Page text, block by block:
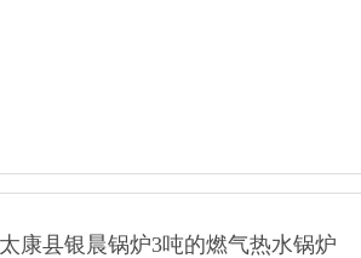
康县银晨锅炉3吨的燃气热水锅炉